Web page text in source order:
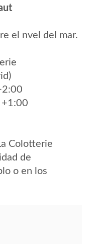
el nvel del mar.
+1:00
Colotterie
de
o en los